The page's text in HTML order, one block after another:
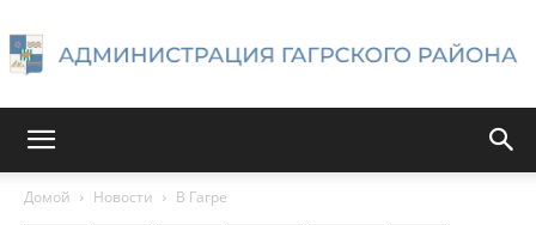
Домой Новости В Гагре